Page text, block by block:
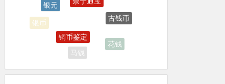
银币
马钱